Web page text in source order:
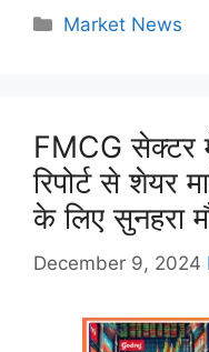
Categories
Market News
FMCG सेक्टर
रिपोर्ट से शेयर
के लिए सुनहरा
December 9, 2024